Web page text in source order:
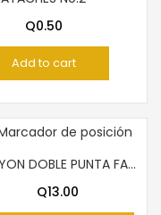
Q0.50
Add to cart
CRAYON DOBLE PUNTA FABER CASTELL DE CARPINTERO
Q13.00